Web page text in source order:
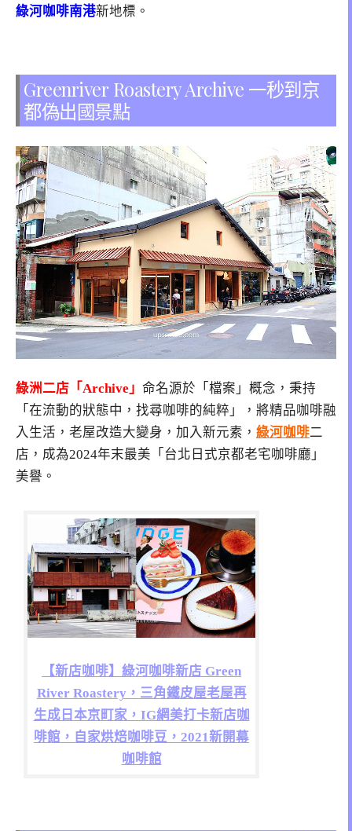
綠河咖啡南港新地標。
Greenriver Roastery Archive 一秒到京
都偽出國景點
綠洲二店「Archive」 命名源於「檔案」概念，秉持
「在流動的狀態中，找尋咖啡的純粹」，將精品咖啡融
入生活，老屋改造大變身，加入新元素， 綠河咖啡二
店，成為2024年末最美「台北日式京都老宅咖啡廳」
美譽。
【新店咖啡】綠河咖啡新店 Green
River Roastery，三角鐵皮屋老屋再
生成日本京町家，IG網美打卡新店咖
啡館，自家烘焙咖啡豆，2021新開幕
咖啡館